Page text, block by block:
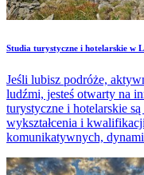
Studia turystyczne i hotelarskie w
Jeśli lubisz podróże,
ludźmi, jesteś otwarty na
turystyczne i hotelarskie
wykształcenia i
komunikatywnych,
perfekcyjna znajomość